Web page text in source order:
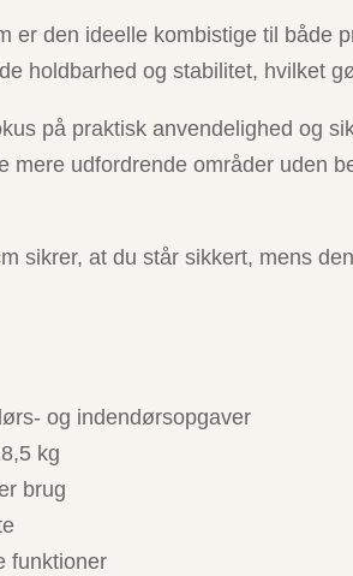
er den ideelle kombistige til
holdbarhed og stabilitet, hvilket
på praktisk anvendelighed og
mere udfordrende områder
sikrer, at du står sikkert, mens
og indendørsopgaver
kg
brug
funktioner